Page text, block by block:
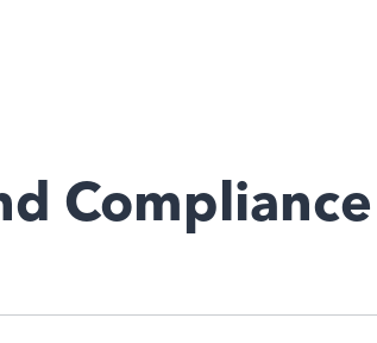
Compliance